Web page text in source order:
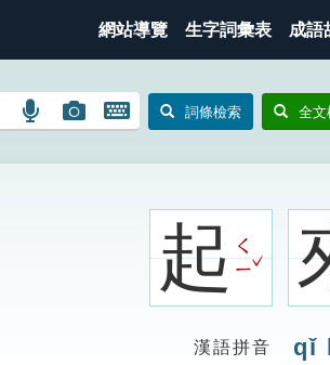
網站導覽 生字詞彙表 成語
語
搜
圖
搜
開
鍵
詞條檢索 全文
起ㄑ
ㄧ
ˇ
漢語拼音 qǐ